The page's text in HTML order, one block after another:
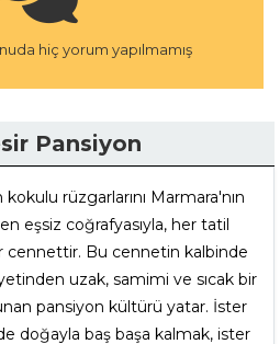
hiç yorum yapılmamış
Pansiyon
rüzgarlarını Marmara'nın
eşsiz coğrafyasıyla, her tatil
cennettir. Bu cennetin kalbinde
uzak, samimi ve sıcak bir
pansiyon kültürü yatar. İster
doğayla baş başa kalmak, ister